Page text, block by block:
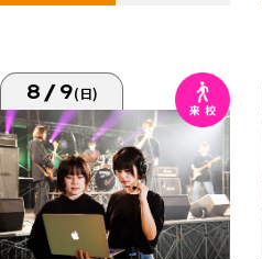
8/9(日)